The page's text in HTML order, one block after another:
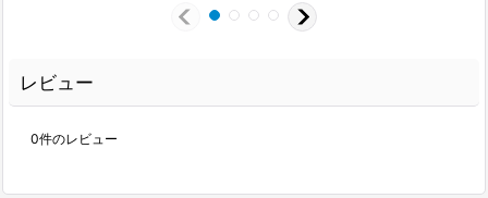
レビュー
0件のレビュー